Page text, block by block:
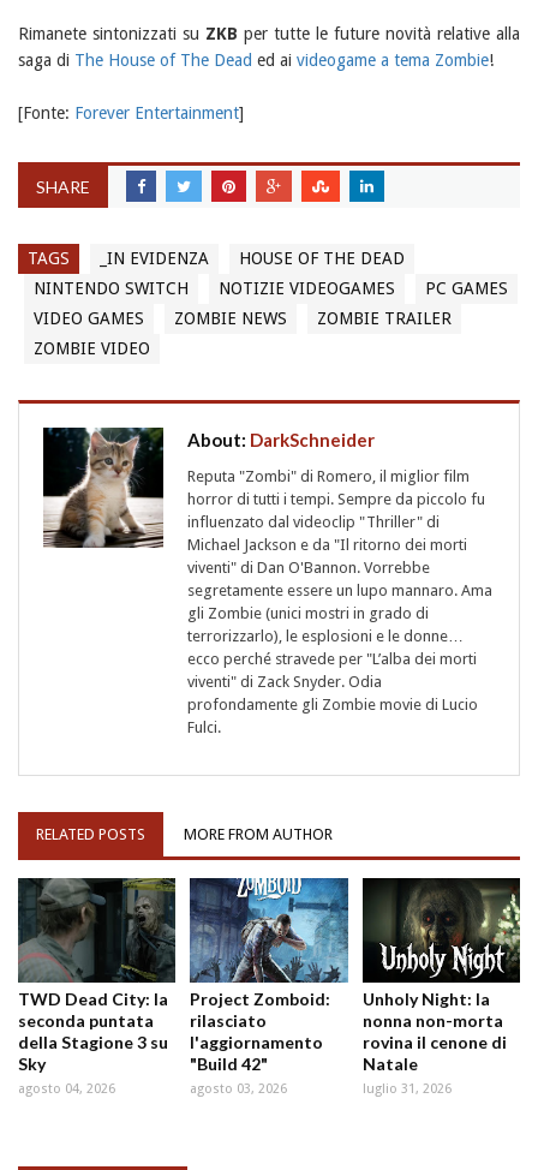
Rimanete sintonizzati su ZKB per tutte le future novità relative alla
saga di The House of The Dead ed ai videogame a tema Zombie!
[Fonte: Forever Entertainment]
SHARE
TAGS _IN EVIDENZA
HOUSE OF THE DEAD
NINTENDO SWITCH
NOTIZIE VIDEOGAMES
PC GAMES
VIDEO GAMES
ZOMBIE NEWS
ZOMBIE TRAILER
ZOMBIE VIDEO
About: DarkSchneider
Reputa "Zombi" di Romero, il miglior film
horror di tutti i tempi. Sempre da piccolo fu
influenzato dal videoclip "Thriller" di
Michael Jackson e da "Il ritorno dei morti
viventi" di Dan O'Bannon. Vorrebbe
segretamente essere un lupo mannaro. Ama
gli Zombie (unici mostri in grado di
terrorizzarlo), le esplosioni e le donne…
ecco perché stravede per "L’alba dei morti
viventi" di Zack Snyder. Odia
profondamente gli Zombie movie di Lucio
Fulci.
RELATED POSTS MORE FROM AUTHOR
TWD Dead City: la
seconda puntata
della Stagione 3 su
Sky
agosto 04, 2026
Project Zomboid:
rilasciato
l'aggiornamento
"Build 42"
agosto 03, 2026
Unholy Night: la
nonna non-morta
rovina il cenone di
Natale
luglio 31, 2026